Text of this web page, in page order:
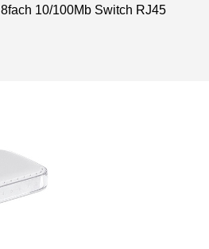
8fach 10/100Mb Switch RJ45